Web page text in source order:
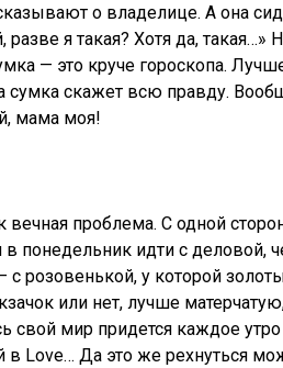
о владелице. А она
я такая? Хотя да, такая…»
— это круче гороскопа.
сумка скажет всю правду.
мама моя!
вечная проблема. С одной
в понедельник идти с деловой,
розовенькой, у которой
или нет, лучше
свой мир придется каждое утро
Love… Да это же рехнуться